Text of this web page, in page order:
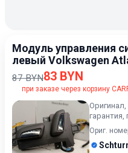
Модуль управления
левый Volkswagen
87 BYN83 BYN
при заказе через корзину
Ориг.